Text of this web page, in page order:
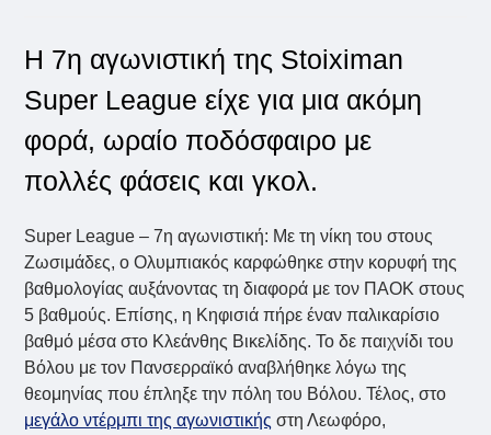
Η 7η αγωνιστική της Stoiximan
Super League είχε για μια ακόμη
φορά, ωραίο ποδόσφαιρο με
πολλές φάσεις και γκολ.
Super League – 7η αγωνιστική: Με τη νίκη του στους
Ζωσιμάδες, ο Ολυμπιακός καρφώθηκε στην κορυφή της
βαθμολογίας αυξάνοντας τη διαφορά με τον ΠΑΟΚ στους
5 βαθμούς. Επίσης, η Κηφισιά πήρε έναν παλικαρίσιο
βαθμό μέσα στο Κλεάνθης Βικελίδης. Το δε παιχνίδι του
Βόλου με τον Πανσερραϊκό αναβλήθηκε λόγω της
θεομηνίας που έπληξε την πόλη του Βόλου. Τέλος, στο
μεγάλο ντέρμπι της αγωνιστικής στη Λεωφόρο,